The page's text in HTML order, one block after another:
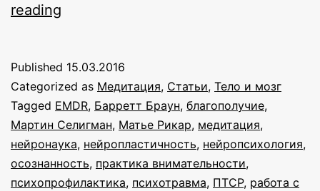
reading
медитация
и
нейротехнологии
изменят
мир?
Published 15.03.2016
Categorized as Медитация, Статьи, Тело и мозг
Tagged EMDR, Барретт Браун, благополучие,
Мартин Селигман, Матье Рикар, медитация,
нейронаука, нейропластичность, нейропсихология,
осознанность, практика внимательности,
психопрофилактика, психотравма, ПТСР, работа с